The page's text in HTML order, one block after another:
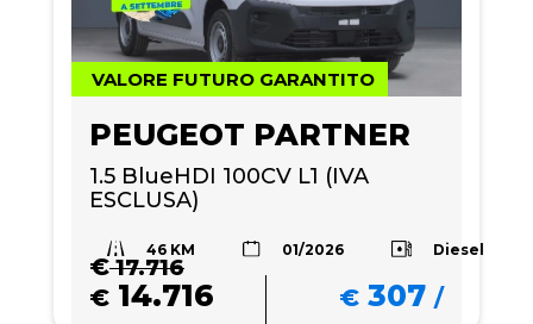
VALORE FUTURO GARANTITO
PEUGEOT PARTNER
1.5 BlueHDI 100CV L1 (IVA
ESCLUSA)
46 KM 01/2026 Diesel
€17.716
€ 14.716 € 307 /